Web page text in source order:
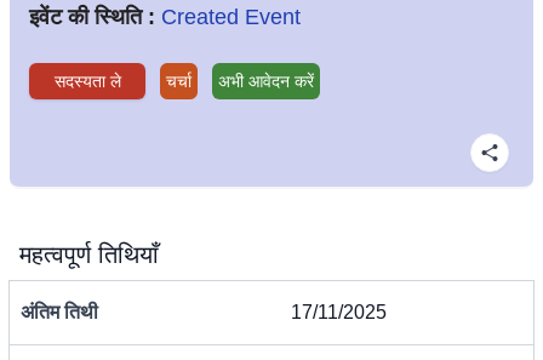
इवेंट की स्थिति : Created Event
सदस्यता ले चर्चा अभी आवेदन करें
महत्वपूर्ण तिथियाँ
अंतिम तिथी 17/11/2025